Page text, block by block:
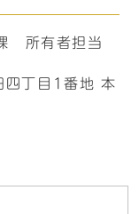
所有者担当
丁目1番地 本